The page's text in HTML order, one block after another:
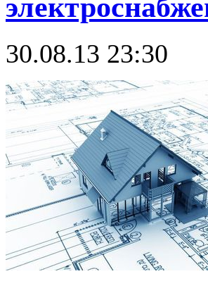
30.08.13 23:30